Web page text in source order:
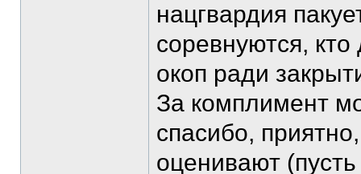
нацгвардия
соревнуются,
окоп ради
За комплимент
спасибо,
оценивают